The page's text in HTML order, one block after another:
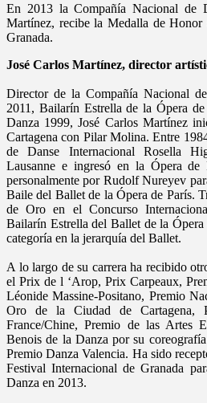
En 2013 la Compañía Nacional de
Martínez, recibe la Medalla de Honor
Granada.
José Carlos Martínez, director
Director de la Compañía Nacional
2011, Bailarín Estrella de la Ópera
Danza 1999, José Carlos Martínez
Cartagena con Pilar Molina. Entre
de Danse Internacional Rosella
Lausanne e ingresó en la Ópera
personalmente por Rudolf Nureyev
Baile del Ballet de la Ópera de París.
de Oro en el Concurso
Bailarín Estrella del Ballet de la
categoría en la jerarquía del Ballet.
A lo largo de su carrera ha recibido
el Prix de l ‘Arop, Prix Carpeaux,
Léonide Massine-Positano, Premio
Oro de la Ciudad de Cartagena,
France/Chine, Premio de las Artes
Benois de la Danza por su
Premio Danza Valencia. Ha sido
Festival Internacional de Granada
Danza en 2013.